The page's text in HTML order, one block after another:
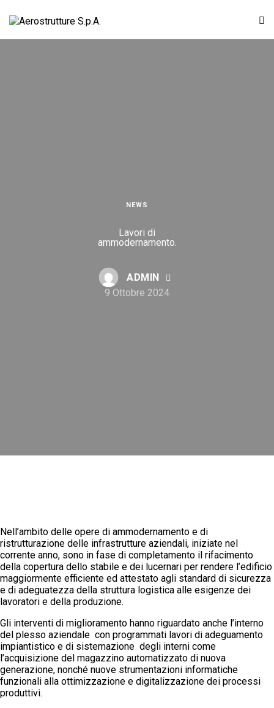
NEWS
Lavori di
ammodernamento.
ADMIN
9 Ottobre 2024
Nell’ambito delle opere di ammodernamento e di
ristrutturazione delle infrastrutture aziendali, iniziate nel
corrente anno, sono in fase di completamento il rifacimento
della copertura dello stabile e dei lucernari per rendere l’edificio
maggiormente efficiente ed attestato agli standard di sicurezza
e di adeguatezza della struttura logistica alle esigenze dei
lavoratori e della produzione.
Gli interventi di miglioramento hanno riguardato anche l’interno
del plesso aziendale con programmati lavori di adeguamento
impiantistico e di sistemazione degli interni come
l’acquisizione del magazzino automatizzato di nuova
generazione, nonché nuove strumentazioni informatiche
funzionali alla ottimizzazione e digitalizzazione dei processi
produttivi.